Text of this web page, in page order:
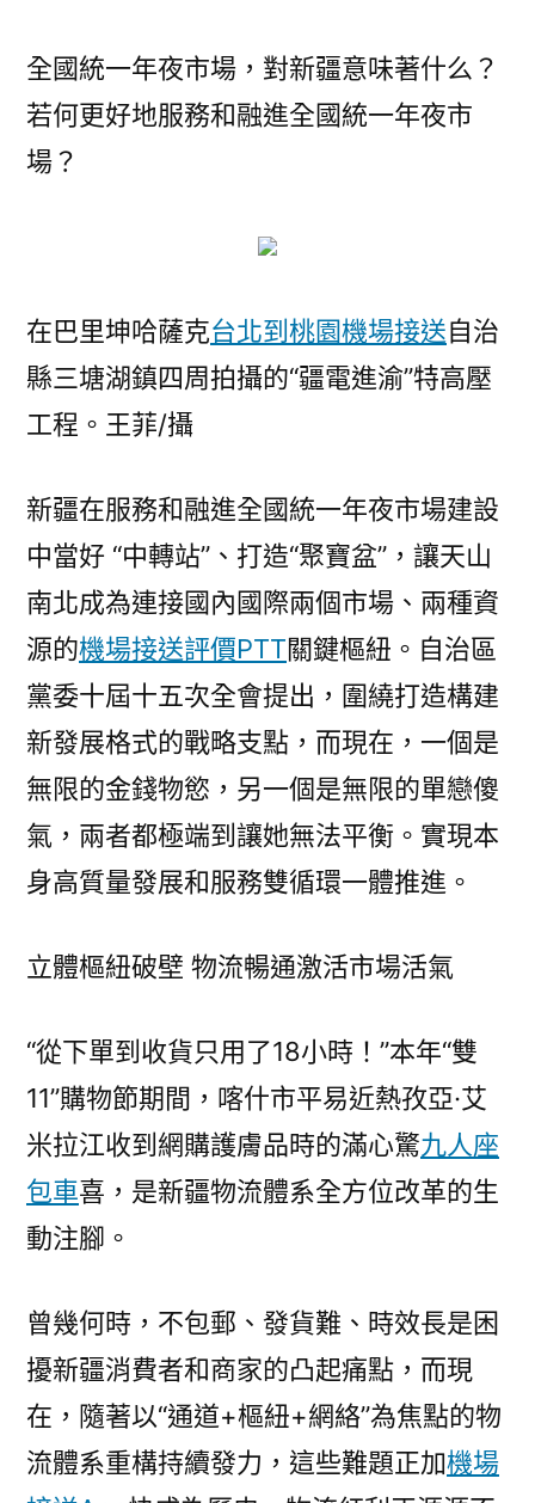
全
國
統
建
設
綜
全國統一年夜市場，對新疆意味著什么？
若何更好地服務和融進全國統一年夜市
場？
在巴里坤哈薩克台北到桃園機場接送自治
縣三塘湖鎮四周拍攝的“疆電進渝”特高壓
工程。王菲/攝
新疆在服務和融進全國統一年夜市場建設
中當好 “中轉站”、打造“聚寶盆”，讓天山
南北成為連接國內國際兩個市場、兩種資
源的機場接送評價PTT關鍵樞紐。自治區
黨委十屆十五次全會提出，圍繞打造構建
新發展格式的戰略支點，而現在，一個是
無限的金錢物慾，另一個是無限的單戀傻
氣，兩者都極端到讓她無法平衡。實現本
身高質量發展和服務雙循環一體推進。
立體樞紐破壁 物流暢通激活市場活氣
“從下單到收貨只用了18小時！”本年“雙
11”購物節期間，喀什市平易近熱孜亞·艾
米拉江收到網購護膚品時的滿心驚九人座
包車喜，是新疆物流體系全方位改革的生
動注腳。
曾幾何時，不包郵、發貨難、時效長是困
擾新疆消費者和商家的凸起痛點，而現
在，隨著以“通道+樞紐+網絡”為焦點的物
流體系重構持續發力，這些難題正加機場